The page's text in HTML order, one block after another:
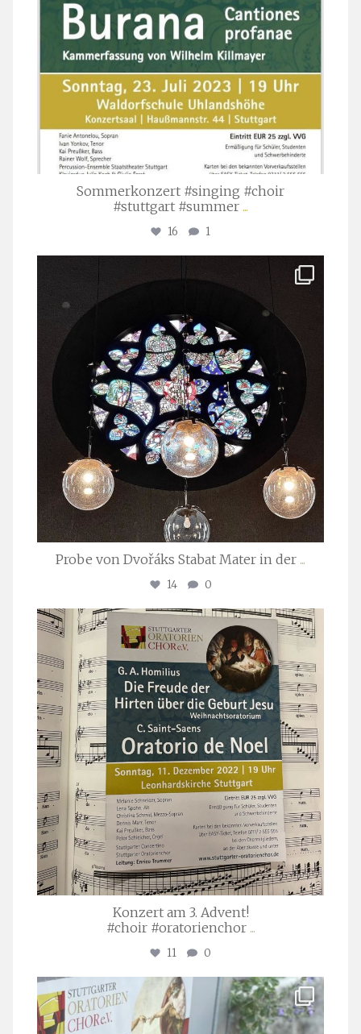
Sommerkonzert #singing #choir
#stuttgart #summer ...
16 1
Apr. 1
Probe von Dvořáks Stabat Mater in der ...
14 0
stuttgarter_oratorienchor
Nov. 29
Konzert am 3. Advent!
#choir #oratorienchor ...
11 0
stuttgarter_oratorienchor
Juli 23